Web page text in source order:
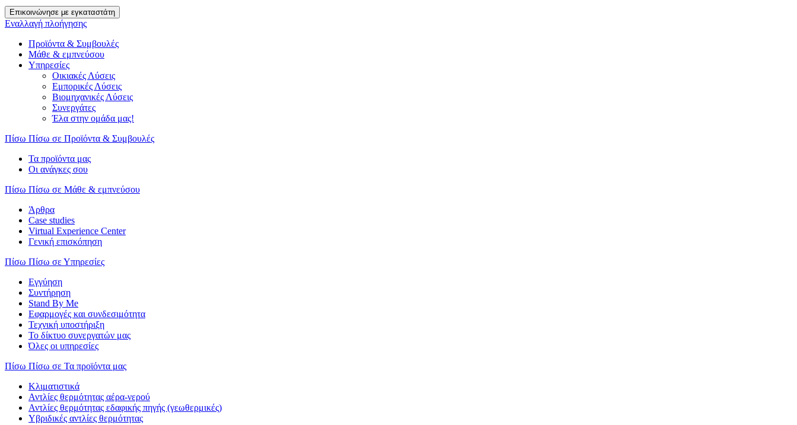
Επικοινώνησε με εγκαταστάτη
Εναλλαγή πλοήγησης
Προϊόντα & Συμβουλές
Μάθε & εμπνεύσου
Υπηρεσίες
Οικιακές Λύσεις
Εμπορικές Λύσεις
Βιομηχανικές Λύσεις
Συνεργάτες
Έλα στην ομάδα μας!
Πίσω Πίσω σε Προϊόντα & Συμβουλές
Τα προϊόντα μας
Οι ανάγκες σου
Πίσω Πίσω σε Μάθε & εμπνεύσου
Άρθρα
Case studies
Virtual Experience Center
Γενική επισκόπηση
Πίσω Πίσω σε Υπηρεσίες
Εγγύηση
Συντήρηση
Stand By Me
Εφαρμογές και συνδεσιμότητα
Τεχνική υποστήριξη
Το δίκτυο συνεργατών μας
Όλες οι υπηρεσίες
Πίσω Πίσω σε Τα προϊόντα μας
Κλιματιστικά
Αντλίες θερμότητας αέρα-νερού
Αντλίες θερμότητας εδαφικής πηγής (γεωθερμικές)
Υβριδικές αντλίες θερμότητας